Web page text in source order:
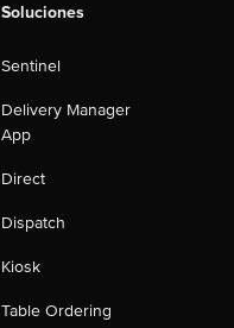
Soluciones
Sentinel
Delivery Manager
App
Direct
Dispatch
Kiosk
Table Ordering